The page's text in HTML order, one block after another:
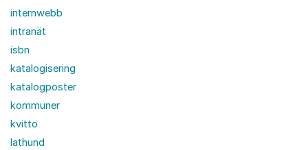
internwebb
intranät
isbn
katalogisering
katalogposter
kommuner
kvitto
lathund